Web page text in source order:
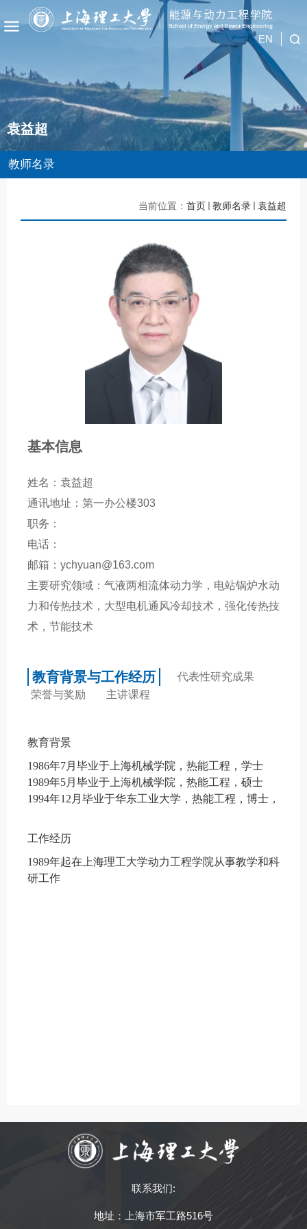
EN
袁益超
教师名录
当前位置： 首页 教师名录 袁益超
基本信息
姓名：袁益超
通讯地址：第一办公楼303
职务：
电话：
邮箱：ychyuan@163.com
主要研究领域：气液两相流体动力学，电站锅炉水动
力和传热技术，大型电机通风冷却技术，强化传热技
术，节能技术
教育背景与工作经历
代表性研究成果
荣誉与奖励
主讲课程
教育背景
1986年7月毕业于上海机械学院，热能工程，学士
1989年5月毕业于上海机械学院，热能工程，硕士
1994年12 月毕业于华东工业大学，热能工程，博士，
工作经历
1989年起在上海理工大学动力工程学院从事教学和科
研工作
联系我们:
地址：上海市军工路516号